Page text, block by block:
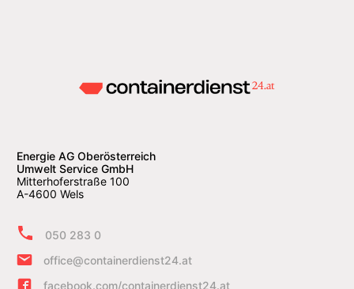
Energie AG Oberösterreich
Umwelt Service GmbH
Mitterhoferstraße 100
A-4600 Wels
050 283 0
office@containerdienst24.at
facebook.com/containerdienst24.at